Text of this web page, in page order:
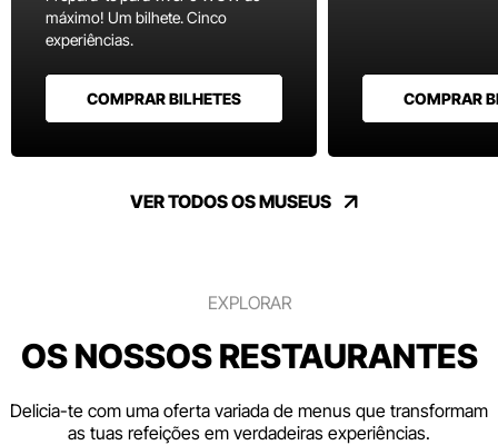
máximo! Um bilhete. Cinco
experiências.
COMPRAR BILHETES COMPRAR
VER TODOS OS MUSEUS
EXPLORAR
OS NOSSOS RESTAURANTES
Delicia-te com uma oferta variada de menus que transformam
as tuas refeições em verdadeiras experiências.